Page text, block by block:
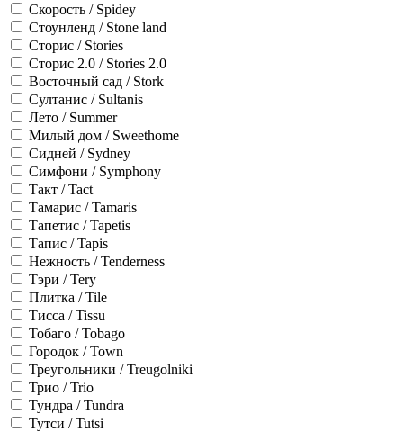
Скорость / Spidey
Стоунленд / Stone land
Сторис / Stories
Сторис 2.0 / Stories 2.0
Восточный сад / Stork
Султанис / Sultanis
Лето / Summer
Милый дом / Sweethome
Сидней / Sydney
Симфони / Symphony
Такт / Tact
Тамарис / Tamaris
Тапетис / Tapetis
Тапис / Tapis
Нежность / Tenderness
Тэри / Tery
Плитка / Tile
Тисса / Tissu
Тобаго / Tobago
Городок / Town
Треугольники / Treugolniki
Трио / Trio
Тундра / Tundra
Тутси / Tutsi